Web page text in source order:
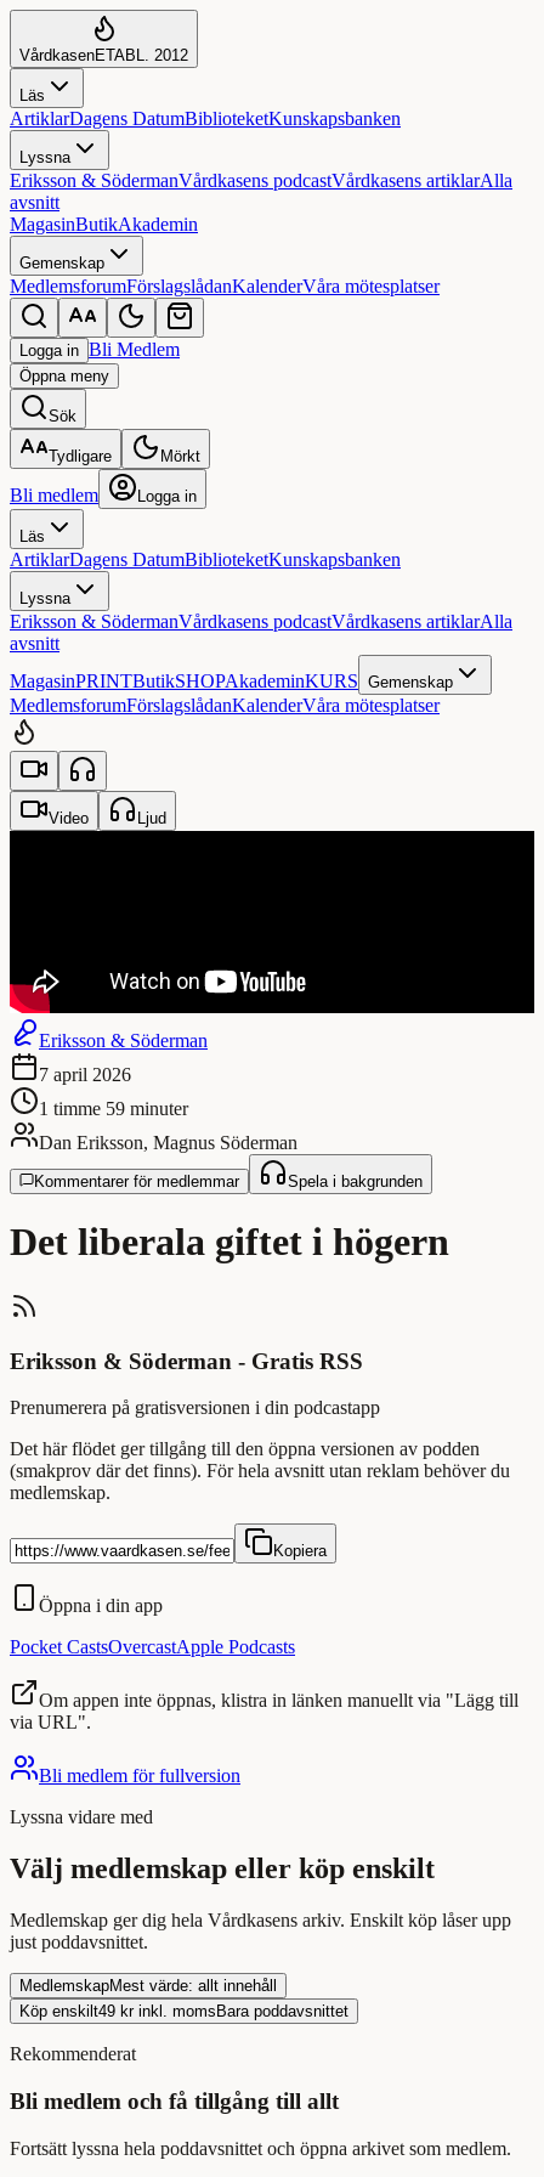
VårdkasenETABL. 2012
Läs
ArtiklarDagens DatumBiblioteketKunskapsbanken
Lyssna
Eriksson & SödermanVårdkasens podcastVårdkasens artiklarAlla
avsnitt
MagasinButikAkademin
Gemenskap
MedlemsforumFörslagslådanKalenderVåra mötesplatser
Logga in Bli Medlem
Öppnameny
Sök
Tydligare Mörkt
Bli medlem Logga in
Läs
ArtiklarDagens DatumBiblioteketKunskapsbanken
Lyssna
Eriksson & SödermanVårdkasens podcastVårdkasens artiklarAlla
avsnitt
MagasinPRINTButikSHOPAkademinKURS Gemenskap
MedlemsforumFörslagslådanKalenderVåra mötesplatser
Video Ljud
Eriksson & Söderman
7 april 2026
1 timme 59 minuter
Dan Eriksson, Magnus Söderman
Kommentarer för medlemmar Spela i bakgrunden
Det liberala giftet i högern
Eriksson & Söderman - Gratis RSS
Prenumerera på gratisversionen i din podcastapp
Det här flödet ger tillgång till den öppna versionen av podden
(smakprov där det finns). För hela avsnitt utan reklam behöver du
medlemskap.
Kopiera
Öppna i din app
Pocket CastsOvercastApple Podcasts
Om appen inte öppnas, klistra in länken manuellt via "Lägg till
via URL".
Bli medlem för fullversion
Lyssna vidare med
Välj medlemskap eller köp enskilt
Medlemskap ger dig hela Vårdkasens arkiv. Enskilt köp låser upp
just poddavsnittet.
MedlemskapMest värde: allt innehåll
Köp enskilt49 kr inkl. moms Bara poddavsnittet
Rekommenderat
Bli medlem och få tillgång till allt
Fortsätt lyssna hela poddavsnittet och öppna arkivet som medlem.